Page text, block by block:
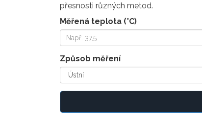
přesnosti různých metod.
Měřená teplota (°C)
Způsob měření